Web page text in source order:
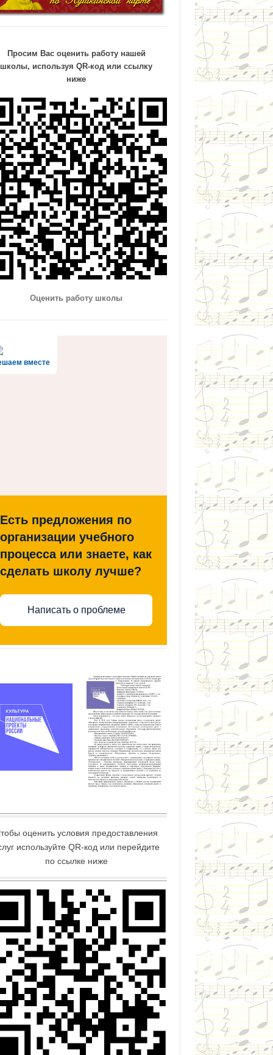
Просим Вас оценить работу нашей
школы, используя QR-код или ссылку
ниже
Оценить работу школы
вместе
Есть предложения по
организации учебного
процесса или знаете, как
сделать школу лучше?
Написать о проблеме
оценить условия предоставления
используйте QR-код или перейдите
по ссылке ниже